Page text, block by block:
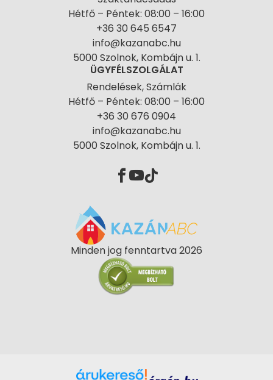
Hétfő – Péntek: 08:00 – 16:00
+36 30 645 6547
info@kazanabc.hu
5000 Szolnok, Kombájn u. 1.
ÜGYFÉLSZOLGÁLAT
Rendelések, Számlák
Hétfő – Péntek: 08:00 – 16:00
+36 30 676 0904
info@kazanabc.hu
5000 Szolnok, Kombájn u. 1.
Minden jog fenntartva 2026